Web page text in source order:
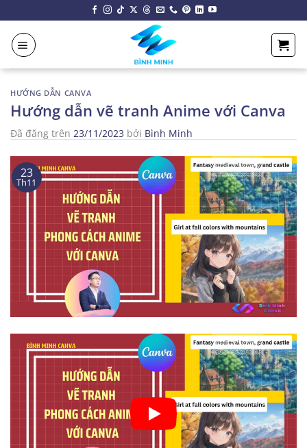
đến
nội
dung
HƯỚNG DẪN CANVA
Hướng dẫn vẽ tranh Anime với Canva
Đã đăng trên 23/11/2023 bởi Bình Minh
23
Th11